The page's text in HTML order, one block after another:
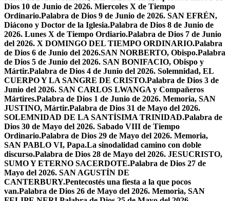
Dios 10 de Junio de 2026. Miercoles X de Tiempo
Ordinario.Palabra de Dios 9 de Junio de 2026. SAN EFRÉN,
Diácono y Doctor de la Iglesia.Palabra de Dios 8 de Junio de
2026. Lunes X de Tiempo Ordiario.Palabra de Dios 7 de Junio
del 2026. X DOMINGO DEL TIEMPO ORDINARIO.Palabra
de Dios 6 de Junio del 2026.SAN NORBERTO, Obispo.Palabra
de Dios 5 de Junio del 2026. SAN BONIFACIO, Obispo y
Mártir.Palabra de Dios 4 de Junio del 2026. Solemnidad, EL
CUERPO Y LA SANGRE DE CRISTO.Palabra de Dios 3 de
Junio del 2026. SAN CARLOS LWANGA y Compañeros
Mártires.Palabra de Dios 1 de Junio de 2026. Memoria, SAN
JUSTINO, Mártir.Palabra de Dios 31 de Mayo del 2026.
SOLEMNIDAD DE LA SANTÍSIMA TRINIDAD.Palabra de
Dios 30 de Mayo del 2026. Sabado VIII de Tiempo
Ordinario.Palabra de Dios 29 de Mayo del 2026. Memoria,
SAN PABLO VI, Papa.La sinodalidad camino con doble
discurso.Palabra de Dios 28 de Mayo del 2026. JESUCRISTO,
SUMO Y ETERNO SACERDOTE.Palabra de Dios 27 de
Mayo del 2026. SAN AGUSTÍN DE
CANTERBURY.Pentecostés una fiesta a la que pocos
van.Palabra de Dios 26 de Mayo del 2026. Memoria, SAN